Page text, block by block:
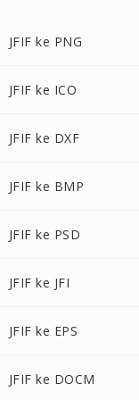
JFIF ke PNG
JFIF ke ICO
JFIF ke DXF
JFIF ke BMP
JFIF ke PSD
JFIF ke JFI
JFIF ke EPS
JFIF ke DOCM